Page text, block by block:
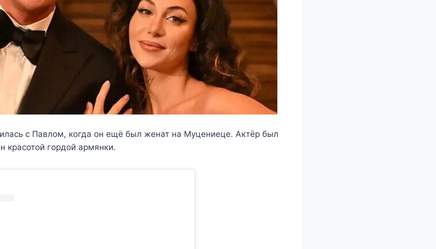
с Павлом, когда он ещё был женат на Муцениеце. Актёр был
красотой гордой армянки.